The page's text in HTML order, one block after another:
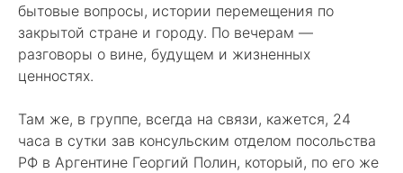
бытовые вопросы, истории перемещения по
закрытой стране и городу. По вечерам —
разговоры о вине, будущем и жизненных
ценностях.
Там же, в группе, всегда на связи, кажется, 24
часа в сутки зав консульским отделом посольства
РФ в Аргентине Георгий Полин, который, по его же